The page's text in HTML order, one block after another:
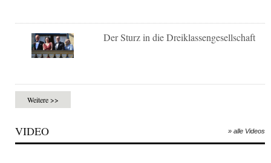
Der Sturz in die Dreiklassengesellschaft
Weitere >>
VIDEO » alle Videos